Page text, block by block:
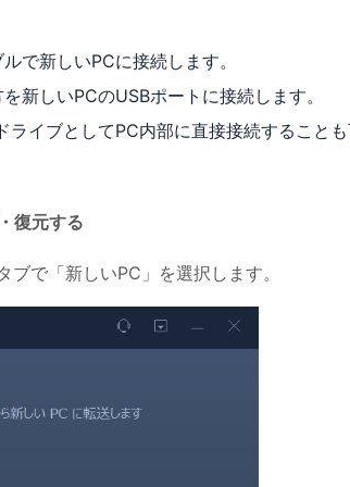
で新しいPCに接続します。
新しいPCのUSBポートに接続します。
イブとしてPC内部に直接接続すること
復元する
で「新しいPC」を選択します。